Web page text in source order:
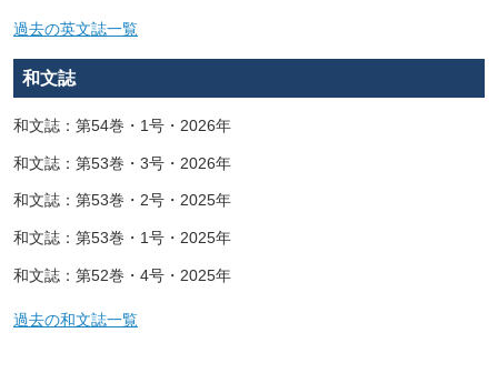
過去の英文誌一覧
和文誌
和文誌：第54巻・1号・2026年
和文誌：第53巻・3号・2026年
和文誌：第53巻・2号・2025年
和文誌：第53巻・1号・2025年
和文誌：第52巻・4号・2025年
過去の和文誌一覧